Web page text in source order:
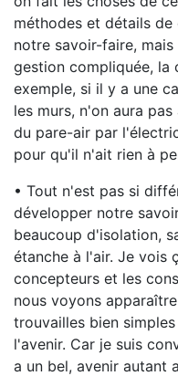
méthodes et détails
notre savoir-faire,
gestion compliquée, la
exemple, si il y a une
les murs, n'on aura
du pare-air par
pour qu'il n'ait rien à
• Tout n'est pas si
développer notre
beaucoup d'isolation,
étanche à l'air. Je vois
concepteurs et les
nous voyons
trouvailles bien
l'avenir. Car je suis
a un bel, avenir autant